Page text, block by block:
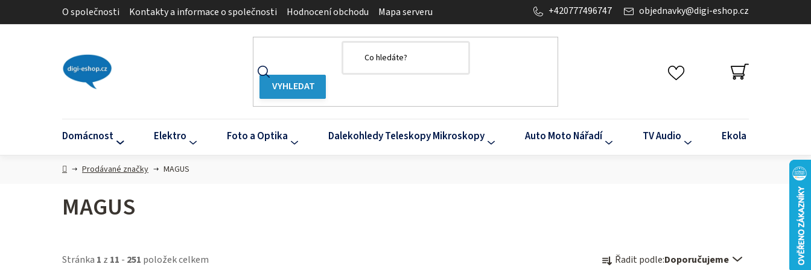
O společnosti Kontakty a informace o společnosti Hodnocení obchodu Mapa serveru objednavky@digi-eshop.cz
+420777496747
NÁKUPNÍ
KOŠÍK
Domácnost Elektro Foto a Optika Dalekohledy Teleskopy Mikroskopy Auto Moto Nářadí TV Audio Ekola
DomůProdávané značky MAGUS
MAGUS
Stránka 1 z 11 - 251 položek celkem
Ř Řadit podle:Doporučujeme